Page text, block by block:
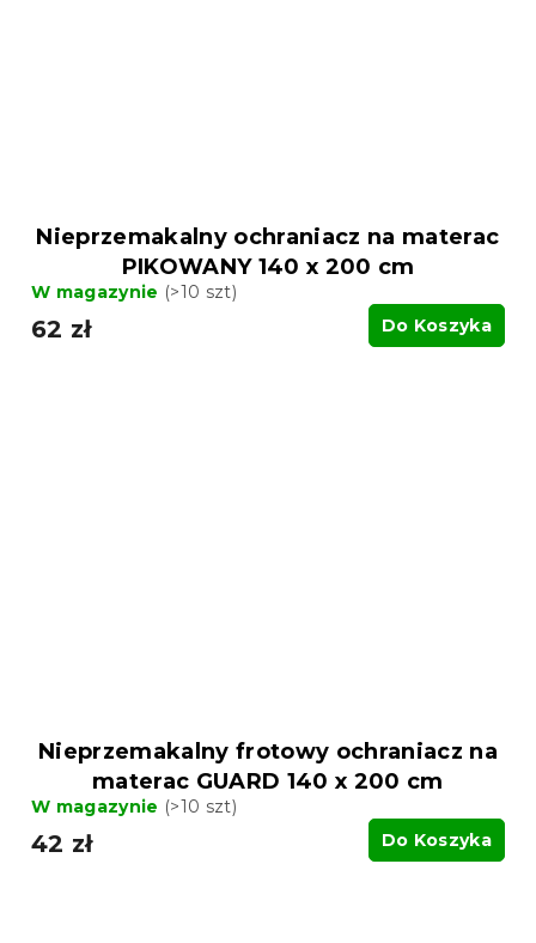
Nieprzemakalny ochraniacz na materac
PIKOWANY 140 x 200 cm
W magazynie (>10 szt)
62 zł Do Koszyka
Nieprzemakalny frotowy ochraniacz na
materac GUARD 140 x 200 cm
W magazynie (>10 szt)
42 zł Do Koszyka